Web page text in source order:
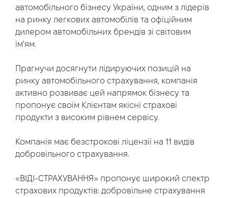
автомобільного бізнесу України, одним з лідерів
на ринку легкових автомобілів та офіційним
дилером автомобільних брендів зі світовим
ім'ям.
Прагнучи досягнути лідируючих позицій на
ринку автомобільного страхування, компанія
активно розвиває цей напрямок бізнесу та
пропонує своїм Клієнтам якісні страхові
продукти з високим рівнем сервісу.
Компанія має безстрокові ліцензії на 11 видів
добровільного страхування.
«ВІДІ-СТРАХУВАННЯ» пропонує широкий спектр
страхових продуктів: добровільне страхування